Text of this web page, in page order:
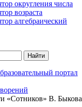
округления числа
возраста
алгебраический
Найти
портал
«Сотников» В. Быкова